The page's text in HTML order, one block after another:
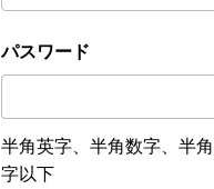
パスワード
半角英字、半角数字、半
字以下